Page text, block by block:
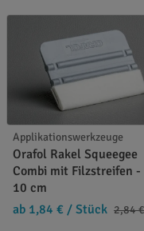
Applikationswerkzeuge
Orafol Rakel Squeegee
Combi mit Filzstreifen -
10 cm
ab 1,84 € / Stück 2,84 €